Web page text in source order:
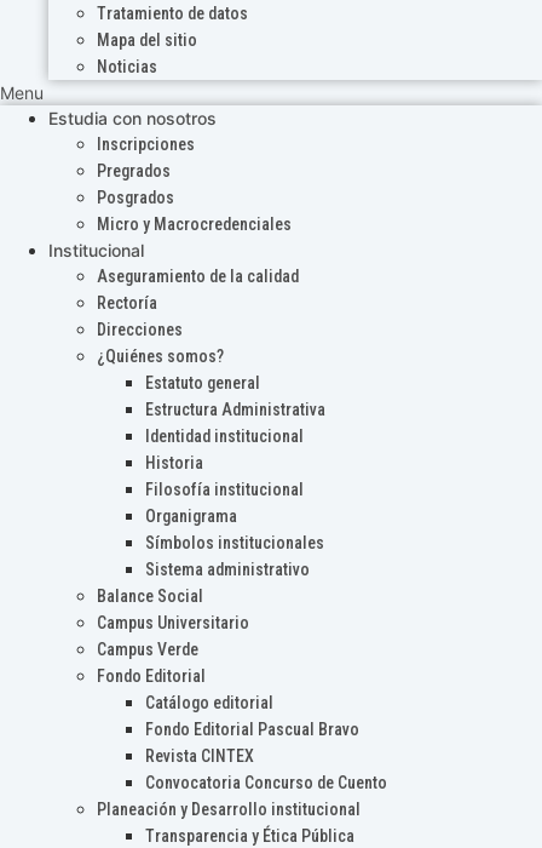
Tratamiento de datos
Mapa del sitio
Noticias
Menu
Estudia con nosotros
Inscripciones
Pregrados
Posgrados
Micro y Macrocredenciales
Institucional
Aseguramiento de la calidad
Rectoría
Direcciones
¿Quiénes somos?
Estatuto general
Estructura Administrativa
Identidad institucional
Historia
Filosofía institucional
Organigrama
Símbolos institucionales
Sistema administrativo
Balance Social
Campus Universitario
Campus Verde
Fondo Editorial
Catálogo editorial
Fondo Editorial Pascual Bravo
Revista CINTEX
Convocatoria Concurso de Cuento
Planeación y Desarrollo institucional
Transparencia y Ética Pública